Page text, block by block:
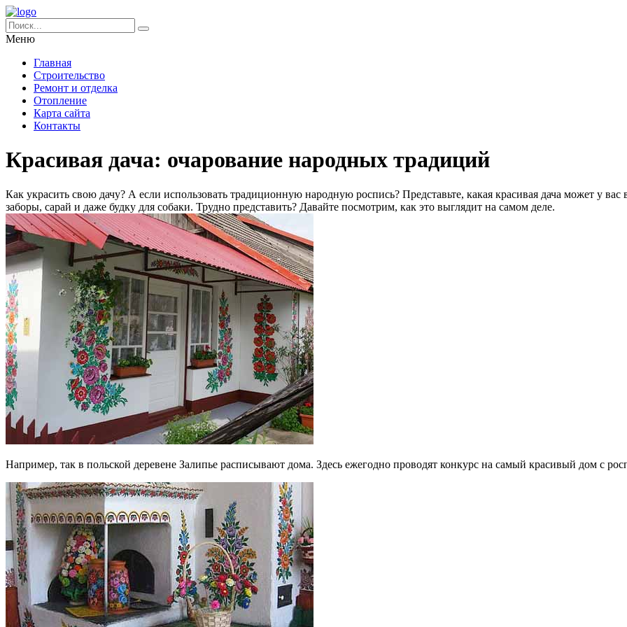
Меню
Главная
Строительство
Ремонт и отделка
Отопление
Карта сайта
Контакты
Красивая дача: очарование народных традиций
Как украсить свою дачу? А если использовать традиционную народную роспись? Представьте, какая красивая дача может у
заборы, сарай и даже будку для собаки. Трудно представить? Давайте посмотрим, как это выглядит на самом деле.
Например, так в польской деревене Залипье расписывают дома. Здесь ежегодно проводят конкурс на самый красивый дом с